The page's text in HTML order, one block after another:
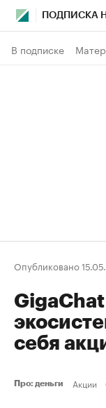
ПОДПИСКА
В подписке
Опубликовано
себя
Про: деньги Акции